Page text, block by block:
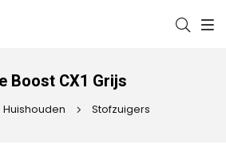
Boost CX1 Grijs
Huishouden Stofzuigers